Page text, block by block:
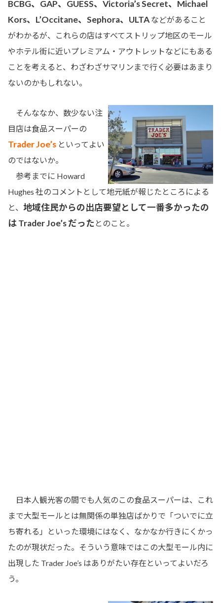
BCBG、GAP、GUESS、Victoria’s Secret、Michael
Kors、L’Occitane、Sephora、ULTA などがあること
がわかるが、これらの店はすべてストリップ地区のモール
やホテル街に近いプレミアム・アウトレットなどにもある
ことを考えると、わざわざサマリンまで行く必要はあまり
ないのかもしれない。
そんななか、数少ない注
目店は食品スーパーの
Trader Joe’s といってよい
のではないか。
参考までに Howard
Hughes 社のコメントとして地元紙が報じたところによる
と、 地域住民からの出店要望として一番多かったの
は Trader Joe’s だった とのこと。
日本人観光客の間でも人気のこの食品スーパーは、これ
まで大型モールとは無関係の単独店ばかりで「ついでに立
ち寄れる」といった環境にはなく、なかなか行きにくかっ
たのが現状だった。そういう意味ではこの大型モール内に
出現した Trader Joe’s はありがたい存在といってよいだろ
う。